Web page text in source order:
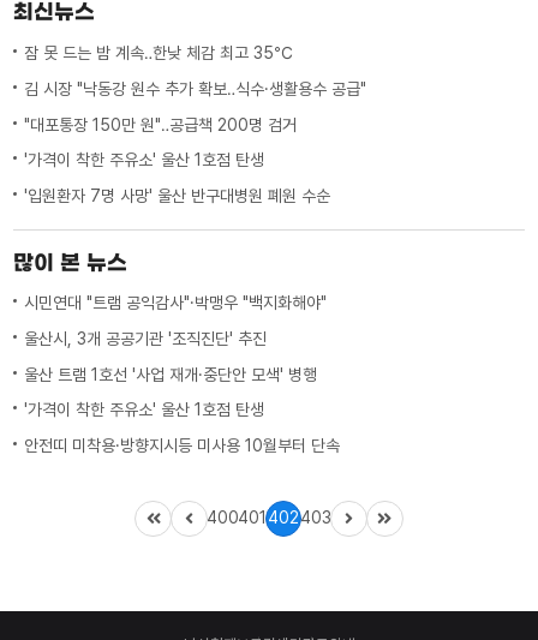
최신뉴스
잠 못 드는 밤 계속‥한낮 체감 최고 35℃
김 시장 "낙동강 원수 추가 확보‥식수·생활용수 공급"
"대포통장 150만 원"‥공급책 200명 검거
'가격이 착한 주유소' 울산 1호점 탄생
'입원환자 7명 사망' 울산 반구대병원 폐원 수순
많이 본 뉴스
시민연대 "트램 공익감사"·박맹우 "백지화해야"
울산시, 3개 공공기관 '조직진단' 추진
울산 트램 1호선 '사업 재개·중단안 모색' 병행
'가격이 착한 주유소' 울산 1호점 탄생
안전띠 미착용·방향지시등 미사용 10월부터 단속
400401402403